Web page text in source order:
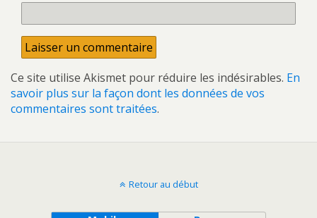
Ce site utilise Akismet pour réduire les indésirables. En
savoir plus sur la façon dont les données de vos
commentaires sont traitées.
Retour au début